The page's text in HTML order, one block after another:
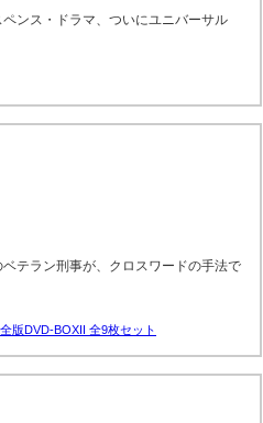
ンス・ドラマ、ついにユニバーサル
テラン刑事が、クロスワードの手法で
版DVD-BOXII 全9枚セット